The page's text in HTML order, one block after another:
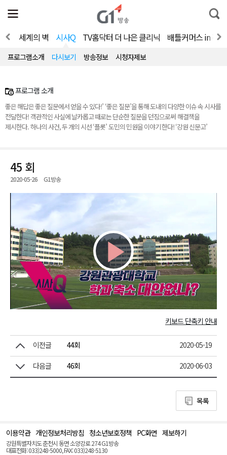
전
체
뉴
열
통
합
색
4 세계의 벽 시사Q TV홈닥터 더 나은 클리닉 배틀커머스 in 강원
프로그램소개 다시보기 방송정보 시청자제보
프로그램 소개
좋은 해답은 좋은 질문에서 얻을 수 있다!’ ‘좋은 질문’을 통해 도내의 다양한 이슈 속 시사를
전달한다! 객관적인 사실에 날카롭고 때로는 단순한 질문을 던짐으로써 해결책을
제시한다. 하나의 사건, 두 개의 시선 ‘플롯’ 도민의 민원을 이야기 한다! ‘강원 신문고’
45 회
2020-05-26 G1방송
Play
Video키보드 단축키 안내
이전글 44회 2020-05-19
다음글 46회 2020-06-03
목록
이용약관 개인정보처리방침 청소년보호정책 PC화면 제보하기
강원특별자치도 춘천시 동면 소양강로 274 G1방송
대표전화: 033)248-5000, FAX: 033)248-5130